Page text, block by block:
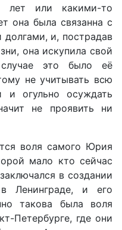
лет или какими-то
она была связанна с
и, пострадав
она искупила свой
это было её
не учитывать всю
и огульно осуждать
не проявить ни
воля самого Юрия
мало кто сейчас
в создании
Ленинграде, и его
такова была воля
Петербурге, где они